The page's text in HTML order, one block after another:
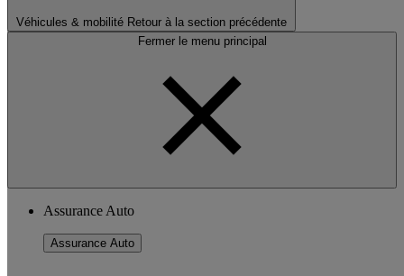
Véhicules & mobilité Retour à la section précédente
Fermer le menu principal
Assurance Auto
Assurance Auto